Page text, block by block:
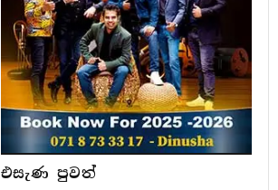
එසැණ පුව​ත්